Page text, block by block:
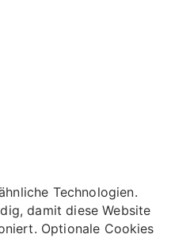
Technologien.
damit diese Website
Optionale Cookies